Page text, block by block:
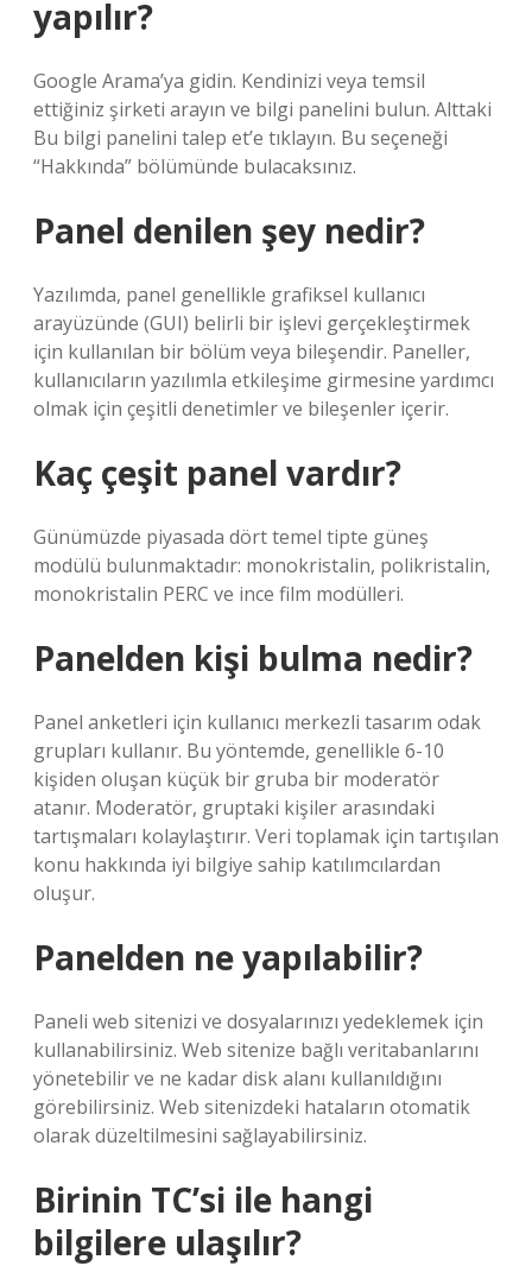
yapılır?
Google Arama’ya gidin. Kendinizi veya temsil
ettiğiniz şirketi arayın ve bilgi panelini bulun. Alttaki
Bu bilgi panelini talep et’e tıklayın. Bu seçeneği
“Hakkında” bölümünde bulacaksınız.
Panel denilen şey nedir?
Yazılımda, panel genellikle grafiksel kullanıcı
arayüzünde (GUI) belirli bir işlevi gerçekleştirmek
için kullanılan bir bölüm veya bileşendir. Paneller,
kullanıcıların yazılımla etkileşime girmesine yardımcı
olmak için çeşitli denetimler ve bileşenler içerir.
Kaç çeşit panel vardır?
Günümüzde piyasada dört temel tipte güneş
modülü bulunmaktadır: monokristalin, polikristalin,
monokristalin PERC ve ince film modülleri.
Panelden kişi bulma nedir?
Panel anketleri için kullanıcı merkezli tasarım odak
grupları kullanır. Bu yöntemde, genellikle 6-10
kişiden oluşan küçük bir gruba bir moderatör
atanır. Moderatör, gruptaki kişiler arasındaki
tartışmaları kolaylaştırır. Veri toplamak için tartışılan
konu hakkında iyi bilgiye sahip katılımcılardan
oluşur.
Panelden ne yapılabilir?
Paneli web sitenizi ve dosyalarınızı yedeklemek için
kullanabilirsiniz. Web sitenize bağlı veritabanlarını
yönetebilir ve ne kadar disk alanı kullanıldığını
görebilirsiniz. Web sitenizdeki hataların otomatik
olarak düzeltilmesini sağlayabilirsiniz.
Birinin TC’si ile hangi
bilgilere ulaşılır?